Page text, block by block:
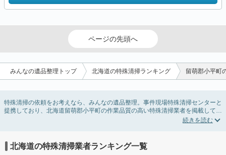
ページの先頭へ
みんなの遺品整理トップ 北海道の特殊清掃ランキング 留萌郡小平町
特殊清掃の依頼をお考えなら、みんなの遺品整理。事件現場特殊清掃センターと
提携しており、北海道留萌郡小平町の作業品質の高い特殊清掃業者を掲載してい
ます。孤独死・孤立死に伴う不用品の処分・回収・引き取りから、事件・事故・
合はリフォームによる原状回復・オゾン脱臭機による腐敗臭などの臭いの脱臭・
消臭サービスなど絞り込み条件を利用し検索してみましょう。
北海道の特殊清掃業者ランキング一覧